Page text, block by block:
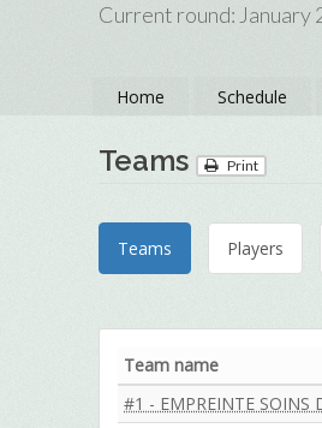
Current round: January
Home Schedule
Teams Print
Teams Players
Team name
#1 - EMPREINTE SOINS